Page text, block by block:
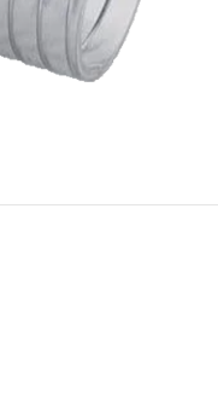
Jawor
5, POLSKA